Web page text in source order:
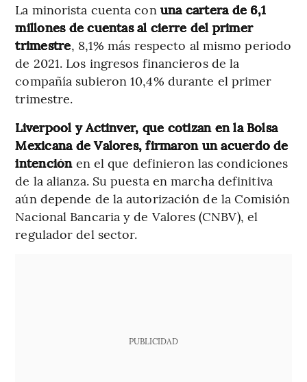
La minorista cuenta con una cartera de 6,1
millones de cuentas al cierre del primer
trimestre, 8,1% más respecto al mismo periodo
de 2021. Los ingresos financieros de la
compañía subieron 10,4% durante el primer
trimestre.
Liverpool y Actinver, que cotizan en la Bolsa
Mexicana de Valores, firmaron un acuerdo de
intenciónen el que definieron las condiciones
de la alianza. Su puesta en marcha definitiva
aún depende de la autorización de la Comisión
Nacional Bancaria y de Valores (CNBV), el
regulador del sector.
PUBLICIDAD